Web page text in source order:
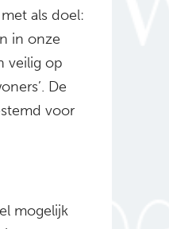
als doel:
in onze
veilig op
De
voor
mogelijk